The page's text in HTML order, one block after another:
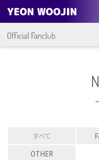
すべて
OTHER